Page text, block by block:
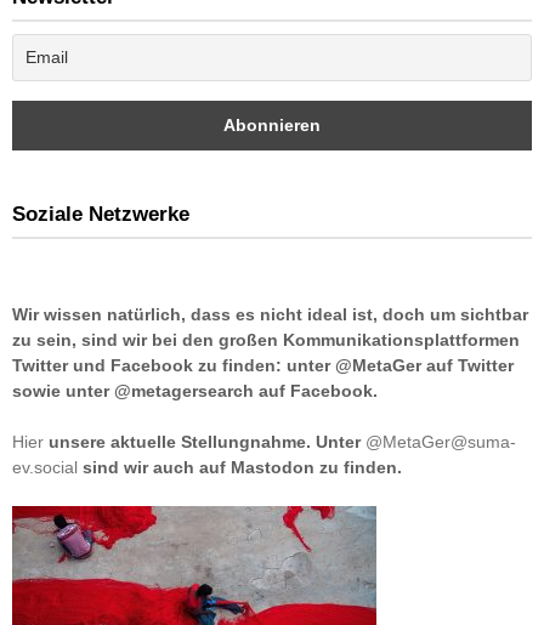
Soziale Netzwerke
Wir wissen natürlich, dass es nicht ideal ist, doch um sichtbar
zu sein, sind wir bei den großen Kommunikationsplattformen
Twitter und Facebook zu finden: unter @MetaGer auf Twitter
sowie unter @metagersearch auf Facebook.
Hier unsere aktuelle Stellungnahme. Unter @MetaGer@suma-
ev.social sind wir auch auf Mastodon zu finden.